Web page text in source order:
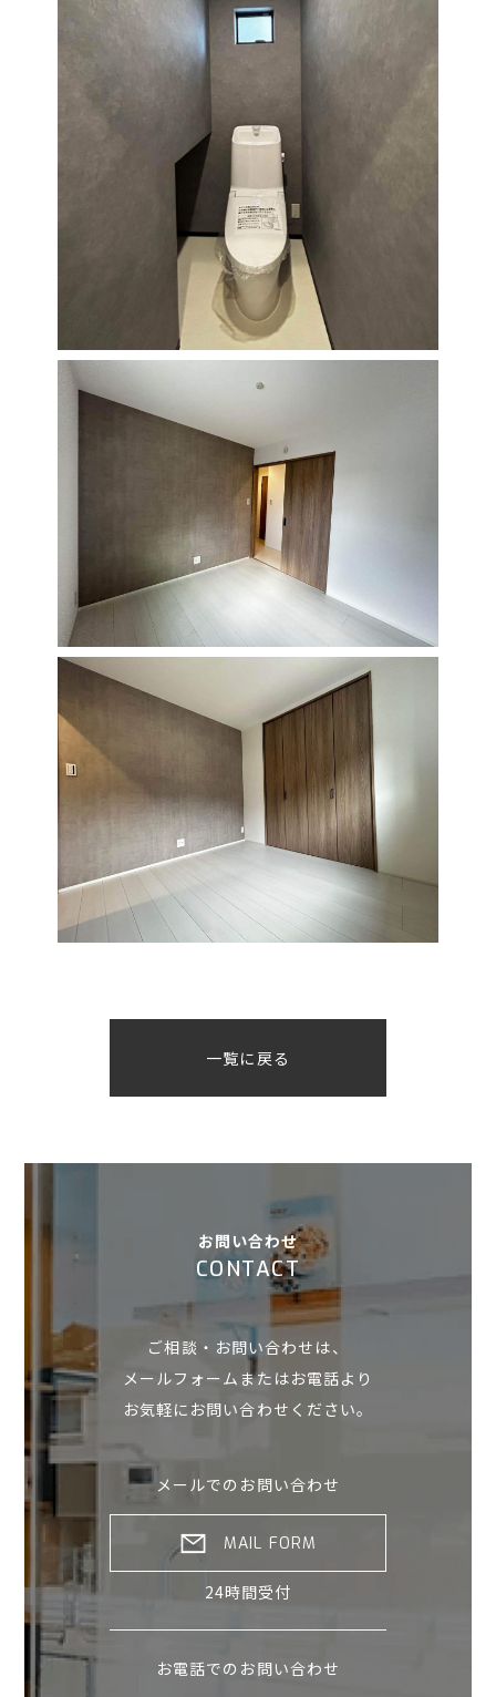
一覧に戻る
お問い合わせ
CONTACT
ご相談・お問い合わせは、
メールフォームまたはお電話より
お気軽にお問い合わせください。
メールでのお問い合わせ
MAIL FORM
24時間受付
お電話でのお問い合わせ